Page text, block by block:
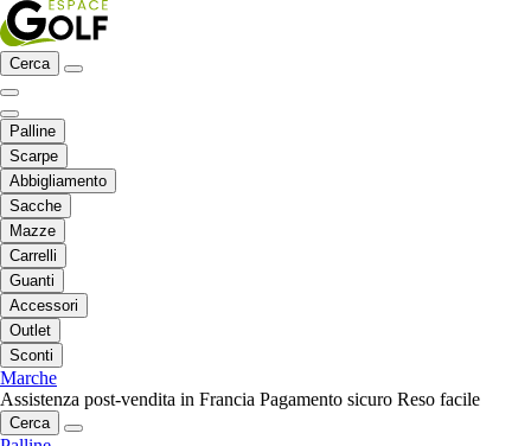
Cerca
Palline
Scarpe
Abbigliamento
Sacche
Mazze
Carrelli
Guanti
Accessori
Outlet
Sconti
Marche
Assistenza post-vendita in Francia Pagamento sicuro Reso facile
Cerca